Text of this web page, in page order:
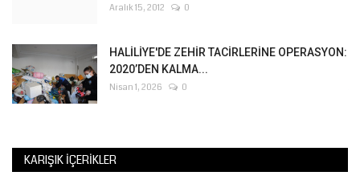
Aralık 15, 2012 0
HALİLİYE'DE ZEHİR TACİRLERİNE OPERASYON:
2020’DEN KALMA...
Nisan 1, 2026 0
KARIŞIK İÇERIKLER